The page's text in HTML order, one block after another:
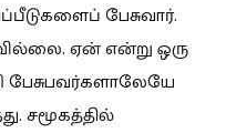
பேசுவார்.
ஏன் என்று ஒரு
சமூகத்தில்